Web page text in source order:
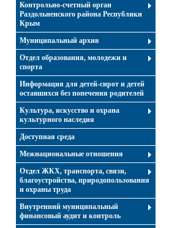
Контрольно-счетный орган
Раздольненского района Республики
Крым
Муниципальный архив
Отдел образования, молодежи и
спорта
Информация для детей-сирот и детей
оставшихся без попечения родителей
Культура, искусство и охрана
культурного наследия
Доступная среда
Межнациональные отношения
Отдел ЖКХ, транспорта, связи,
благоустройства, природопользования
и охраны труда
Внутренний муниципальный
финансовый аудит и контроль